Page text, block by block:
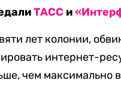
ТАСС и
лет колонии,
интернет-
чем максимально